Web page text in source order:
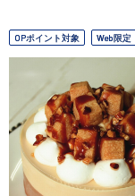
OPポイント対象 Web限定